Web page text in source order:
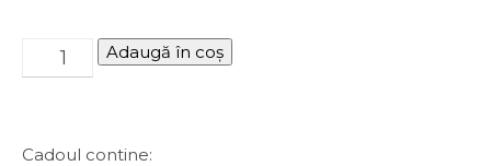
Adaugă în coș
Cadoul contine: